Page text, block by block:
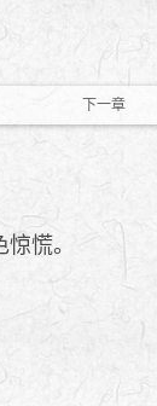
下一章
慌。